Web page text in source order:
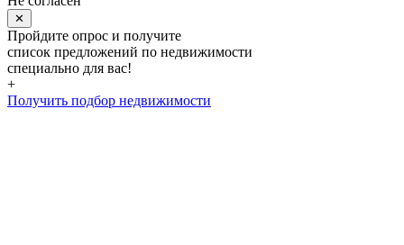
✕
Пройдите опрос и получите
список предложений по недвижимости
специально для вас!
+
Получить подбор недвижимости